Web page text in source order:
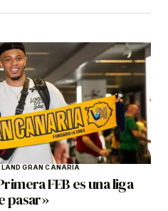
GRAN CANARIA
FEB es una liga
pasar»